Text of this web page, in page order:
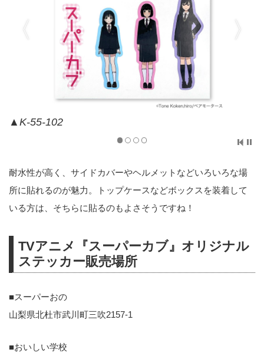
▲K-55-102
耐水性が高く、サイドカバーやヘルメットなどいろいろな場
所に貼れるのが魅力。トップケースなどボックスを装着して
いる方は、そちらに貼るのもよさそうですね！
TVアニメ『スーパーカブ』オリジナル
ステッカー販売場所
■スーパーおの
山梨県北杜市武川町三吹2157-1
■おいしい学校